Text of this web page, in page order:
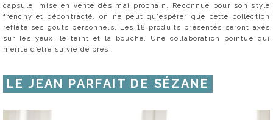
capsule, mise en vente dès mai prochain. Reconnue pour son style
frenchy et décontracté, on ne peut qu’espérer que cette collection
reflète ses goûts personnels. Les 18 produits présentés seront axés
sur les yeux, le teint et la bouche. Une collaboration pointue qui
mérite d’être suivie de près !
LE JEAN PARFAIT DE SÉZANE